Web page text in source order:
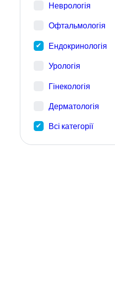
Неврологія
Офтальмологія
Ендокринологія
Урологія
Гінекологія
Дерматологія
Всі категорії